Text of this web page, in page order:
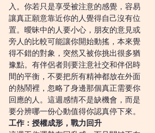
入。你若只是享受被注意的感覺，容易
讓真正願意靠近你的人覺得自己沒有位
置。曖昧中的人要小心，朋友的意見或
旁人的比較可能讓你開始動搖，本來覺
得不錯的對象，突然又被你挑出很多猶
豫點。有伴侶者則要注意社交和伴侶時
間的平衡，不要把所有精神都放在外面
的熱鬧裡，忽略了身邊那個真正需要你
回應的人。這週感情不是缺機會，而是
要分辨哪一份心動值得你認真停下來。
工作：授權成形，戰力回升